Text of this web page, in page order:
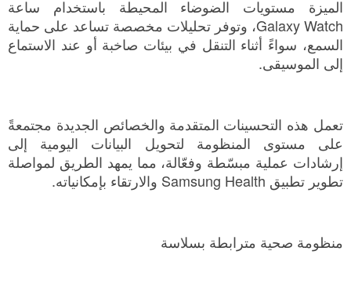
الميزة مستويات الضوضاء المحيطة باستخدام ساعة
Galaxy Watch، وتوفر تحليلات مخصصة تساعد على حماية
السمع، سواءً أثناء التنقل في بيئات صاخبة أو عند الاستماع
إلى الموسيقى.
تعمل هذه التحسينات المتقدمة والخصائص الجديدة مجتمعةً
على مستوى المنظومة لتحويل البيانات اليومية إلى
إرشادات عملية مبسّطة وفعّالة، مما يمهد الطريق لمواصلة
تطوير تطبيق Samsung Health والارتقاء بإمكانياته.
منظومة صحية مترابطة بسلاسة